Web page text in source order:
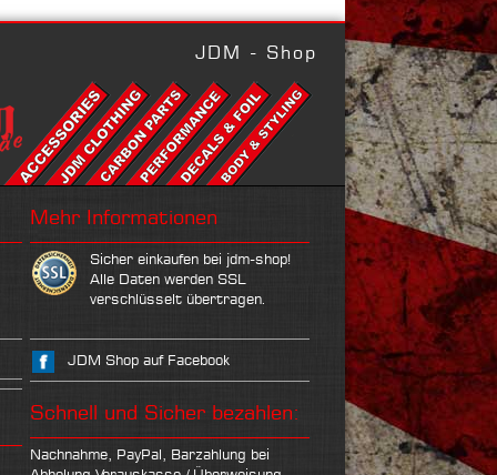
JDM - Shop
Mehr Informationen
Sicher einkaufen bei jdm-shop!
Alle Daten werden SSL
verschlüsselt übertragen.
JDM Shop auf Facebook
Schnell und Sicher bezahlen:
Nachnahme, PayPal, Barzahlung bei